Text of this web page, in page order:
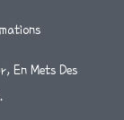
En Mets Des